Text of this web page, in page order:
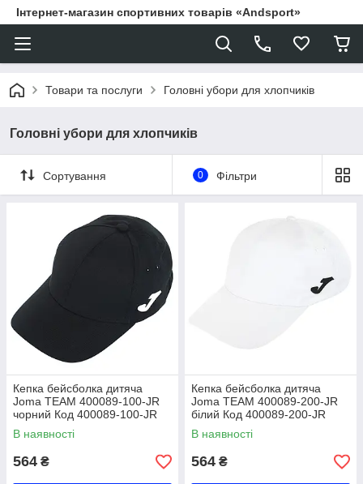
Інтернет-магазин спортивних товарів «Andsport»
Товари та послуги Головні убори для хлопчиків
Головні убори для хлопчиків
Сортування 0 Фільтри
Кепка бейсболка дитяча
Joma TEAM 400089-100-JR
чорний Код 400089-100-JR
В наявності
564 ₴
Кепка бейсболка дитяча
Joma TEAM 400089-200-JR
білий Код 400089-200-JR
В наявності
564 ₴